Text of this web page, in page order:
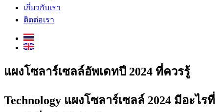
เกี่ยวกับเรา
ติดต่อเรา
แผงโซลาร์เซลล์อัพเดทปี 2024 ที่ควรรู้
Technology แผงโซลาร์เซลล์ 2024 มีอะไรที่